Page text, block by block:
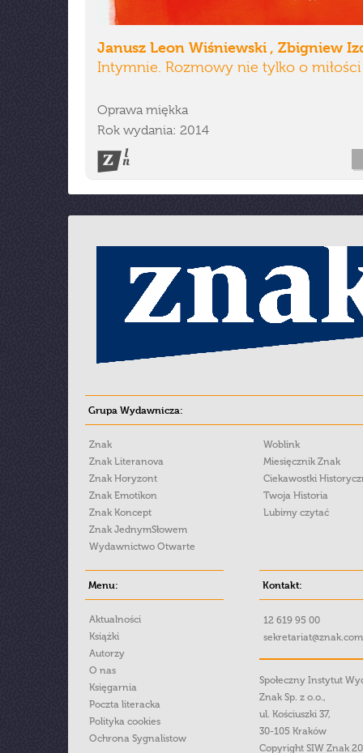
Janusz Leon Wiśniewski , Zbigniew
Intymnie. Rozmowy nie tylko o miłości
Oprawa miękka
Rok wydania: 2014
Grupa Wydawnicza:
Znak
Znak Literanova
Znak Horyzont
Znak Emotikon
Znak Koncept
Znak JednymSłowem
Wydawnictwo Otwarte
Woblink
Miesięcznik Znak
Ciekawostki
Twoja Historia
Lubimy czytać
Menu:
Aktualności
Książki
Autorzy
O nas
Księgarnia
Poczta literacka
Polityka cookies
Ochrona Sygnalistow
Kontakt:
12 619 95 00
Społeczny Instytut
Znak Sp. z o.o.,
ul. Kościuszki 37,
30-105 Kraków
Copyright SIW Znak